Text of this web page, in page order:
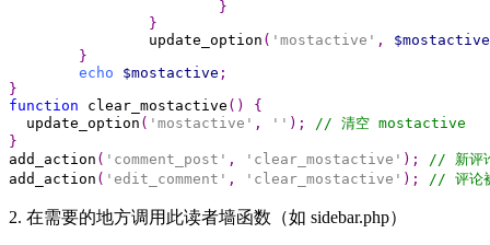
		update_option
( 'mostactive' ,
$mostactive
echo
$mostactive ;
function clear_mostactive ()
  update_option
( 'mostactive' , '' );
add_action ( 'comment_post' , 'clear_mostactive' );
add_action ( 'edit_comment' , 'clear_mostactive' ); // 评论
2. 在需要的地方调用此读者墙函数（如 sidebar.php）